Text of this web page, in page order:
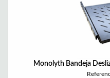
Monolyth Bandeja